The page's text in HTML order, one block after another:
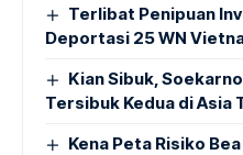
Terlibat Penipuan
Deportasi 25 WN
Kian Sibuk,
Tersibuk Kedua di Asia
Kena Peta Risiko